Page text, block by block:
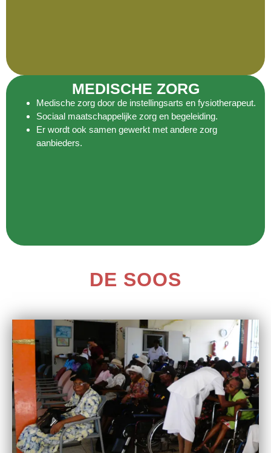
MEDISCHE ZORG
Medische zorg door de instellingsarts en fysiotherapeut.
Sociaal maatschappelijke zorg en begeleiding.
Er wordt ook samen gewerkt met andere zorg
aanbieders.
DE SOOS